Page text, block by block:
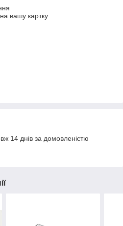
вашу картку
14 днів за домовленістю